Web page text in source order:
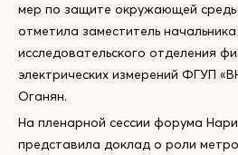
мер по защите окружающей
отметила заместитель
исследовательского отделения
электрических измерений ФГУП
Оганян.
На пленарной сессии форума
представила доклад о роли